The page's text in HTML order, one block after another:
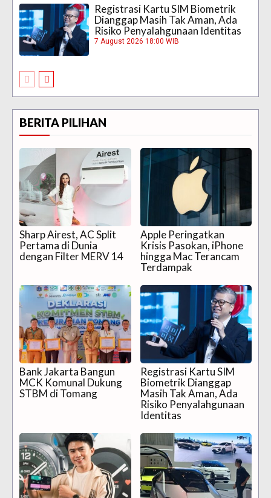
Registrasi Kartu SIM Biometrik
Dianggap Masih Tak Aman, Ada
Risiko Penyalahgunaan Identitas
7 August 2026 18:00 WIB
BERITA PILIHAN
Sharp Airest, AC Split
Pertama di Dunia
dengan Filter MERV 14
Apple Peringatkan
Krisis Pasokan, iPhone
hingga Mac Terancam
Terdampak
Bank Jakarta Bangun
MCK Komunal Dukung
STBM di Tomang
Registrasi Kartu SIM
Biometrik Dianggap
Masih Tak Aman, Ada
Risiko Penyalahgunaan
Identitas